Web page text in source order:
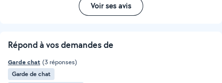
Voir ses avis
Répond à vos demandes de
Garde chat (3 réponses)
Garde de chat